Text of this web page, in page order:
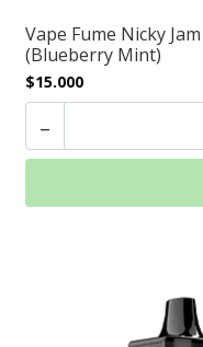
Vape Fume Nicky
(Blueberry Mint)
$15.000
-